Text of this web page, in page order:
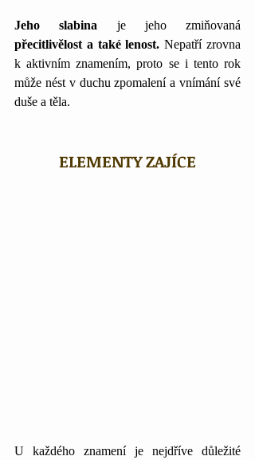
Jeho slabina
přecitlivělost a také lenost. Nepatří zrovna
k aktivním znamením, proto se i tento rok
může nést v duchu zpomalení a vnímání své
duše a těla.
ELEMENTY ZAJÍCE
U každého znamení je nejdříve důležité